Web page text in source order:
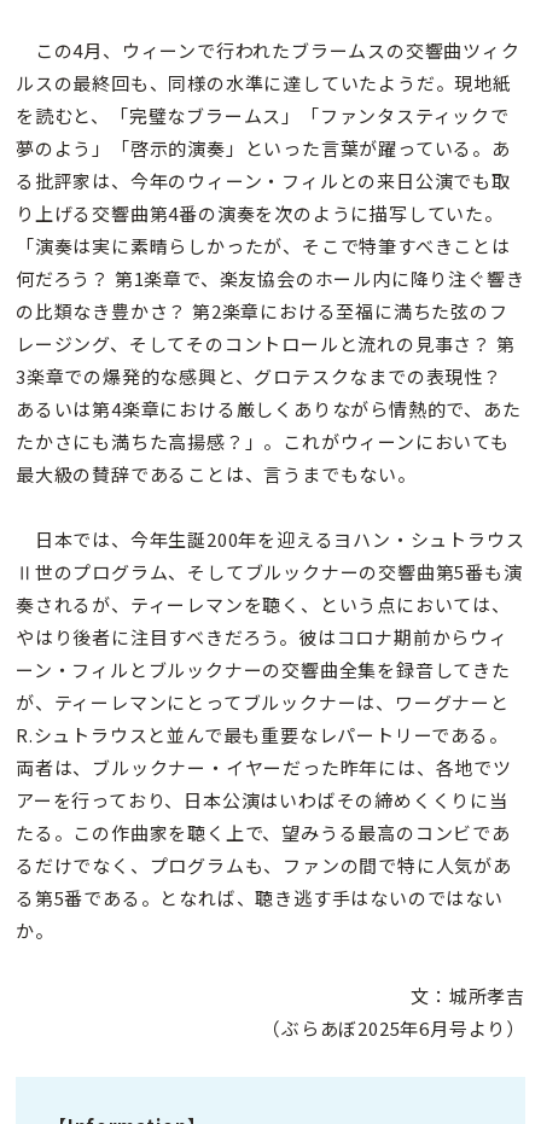
この4月、ウィーンで行われたブラームスの交響曲ツィク
ルスの最終回も、同様の水準に達していたようだ。現地紙
を読むと、「完璧なブラームス」「ファンタスティックで
夢のよう」「啓示的演奏」といった言葉が躍っている。あ
る批評家は、今年のウィーン・フィルとの来日公演でも取
り上げる交響曲第4番の演奏を次のように描写していた。
「演奏は実に素晴らしかったが、そこで特筆すべきことは
何だろう？ 第1楽章で、楽友協会のホール内に降り注ぐ響き
の比類なき豊かさ？ 第2楽章における至福に満ちた弦のフ
レージング、そしてそのコントロールと流れの見事さ？ 第
3楽章での爆発的な感興と、グロテスクなまでの表現性？
あるいは第4楽章における厳しくありながら情熱的で、あた
たかさにも満ちた高揚感？」。これがウィーンにおいても
最大級の賛辞であることは、言うまでもない。
日本では、今年生誕200年を迎えるヨハン・シュトラウス
Ⅱ世のプログラム、そしてブルックナーの交響曲第5番も演
奏されるが、ティーレマンを聴く、という点においては、
やはり後者に注目すべきだろう。彼はコロナ期前からウィ
ーン・フィルとブルックナーの交響曲全集を録音してきた
が、ティーレマンにとってブルックナーは、ワーグナーと
R.シュトラウスと並んで最も重要なレパートリーである。
両者は、ブルックナー・イヤーだった昨年には、各地でツ
アーを行っており、日本公演はいわばその締めくくりに当
たる。この作曲家を聴く上で、望みうる最高のコンビであ
るだけでなく、プログラムも、ファンの間で特に人気があ
る第5番である。となれば、聴き逃す手はないのではない
か。
文：城所孝吉
（ぶらあぼ2025年6月号より）